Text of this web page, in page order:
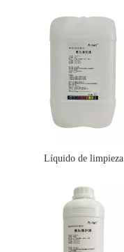
Líquido de limpieza